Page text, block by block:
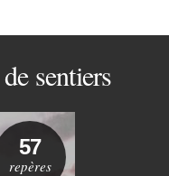
sentiers
57
repères